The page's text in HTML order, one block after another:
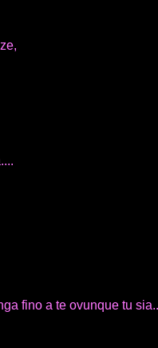
fino a te ovunque tu